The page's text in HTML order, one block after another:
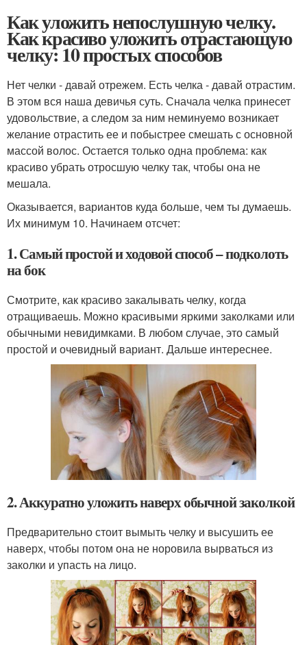
Как уложить непослушную челку.
Как красиво уложить отрастающую
челку: 10 простых способов
Нет челки - давай отрежем. Есть челка - давай отрастим.
В этом вся наша девичья суть. Сначала челка принесет
удовольствие, а следом за ним неминуемо возникает
желание отрастить ее и побыстрее смешать с основной
массой волос. Остается только одна проблема: как
красиво убрать отросшую челку так, чтобы она не
мешала.
Оказывается, вариантов куда больше, чем ты думаешь.
Их минимум 10. Начинаем отсчет:
1. Самый простой и ходовой способ – подколоть
на бок
Смотрите, как красиво закалывать челку, когда
отращиваешь. Можно красивыми яркими заколками или
обычными невидимками. В любом случае, это самый
простой и очевидный вариант. Дальше интереснее.
2. Аккуратно уложить наверх обычной заколкой
Предварительно стоит вымыть челку и высушить ее
наверх, чтобы потом она не норовила вырваться из
заколки и упасть на лицо.